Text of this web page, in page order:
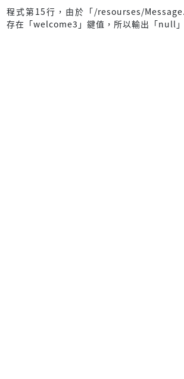
程式第15行，由於「/resourses/
存在「welcome3」鍵值，所以輸出「null」